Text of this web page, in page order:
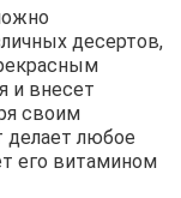
десертов,
и внесет
своим
делает любое
его витамином